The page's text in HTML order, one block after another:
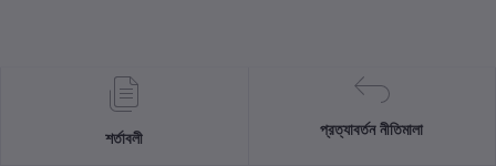
শর্তাবলী প্রত্যাবর্তন নীতিমালা